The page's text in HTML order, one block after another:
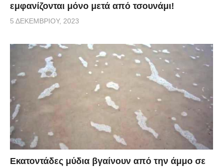
εμφανίζονται μόνο μετά από τσουνάμι!
5 ΔΕΚΕΜΒΡΊΟΥ, 2023
Εκατοντάδες μύδια βγαίνουν από την άμμο σε